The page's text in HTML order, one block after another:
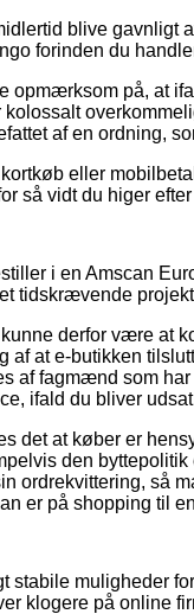
blive gavnligt
forinden du
opmærksom på, at
af en ordning,
eller
så vidt du higer
i en Amscan
tidskrævende
derfor være at
af at e-butikken
af fagmænd som
ifald du bliver
det at køber er
den
ordrekvittering, så
er på shopping til
stabile muligheder
klogere på online